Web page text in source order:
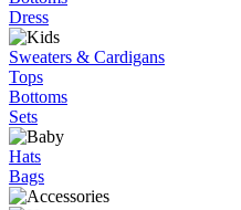
Dress
Sweaters & Cardigans
Tops
Bottoms
Sets
Hats
Bags